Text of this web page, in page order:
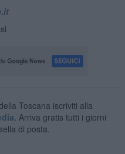
Toscana iscriviti alla
Arriva gratis tutti i giorni
di posta.